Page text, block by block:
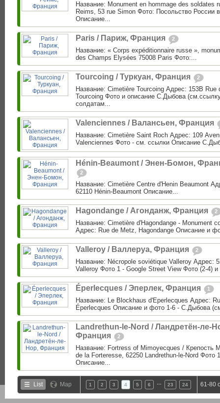
Название: Monument en hommage des soldates
Reims, 53 rue Simon Фото: Посольство России
Описание...
Paris / Париж, Франция 2
Название: « Corps expéditionnaire russe »,
des Champs Elysées 75008 Paris Фото:...
Tourcoing / Туркуан, Франция 2
Название: Cimetière Tourcoing Адрес: 153B Rue
Tourcoing Фото и описание С.Дыбова
солдатам...
Valenciennes / Валансьен, Франция
Название: Cimetière Saint Roch Адрес: 109
Valenciennes Фото - см. ссылки Описание
Hénin-Beaumont / Энен-Бомон,
2
Название: Cimetière Centre d'Henin Beaumont
62110 Hénin-Beaumont Описание...
Hagondange / Агонданж, Франция 2
Название: Cimetière d'Hagondange - Monument
Адрес: Rue de Metz, Hagondange Описание и
Valleroy / Валлеруа, Франция 2
Название: Nécropole soviétique Valleroy Адрес:
Valleroy Фото 1 - Google Street View Фото (2-4) и
Éperlecques / Эперлек, Франция 1
Название: Le Blockhaus d'Eperlecques Адрес:
Éperlecques Описание и фото 1-6 - С.Дыбова
Landrethun-le-Nord / Ландретён-ле-
Франция
2
Название: Fortress of Mimoyecques / Крепость
de la Forteresse, 62250 Landrethun-le-Nord Фото
Описание...
List Map 1 2 3 4 5 6 23 24 61-80